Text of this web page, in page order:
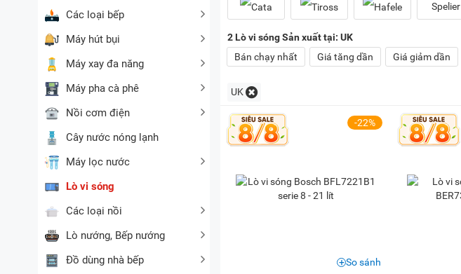
Các loại bếp
Máy hút bụi
Máy xay đa năng
Máy pha cà phê
Nồi cơm điện
Cây nước nóng lạnh
Máy lọc nước
Lò vi sóng
Các loại nồi
Lò nướng, Bếp nướng
Đồ dùng nhà bếp
Spelier
2 Lò vi sóng Sản xuất tại: UK
Bán chạy nhất
Giá tăng dần Giá giảm dần
UK
-22%
So sánh